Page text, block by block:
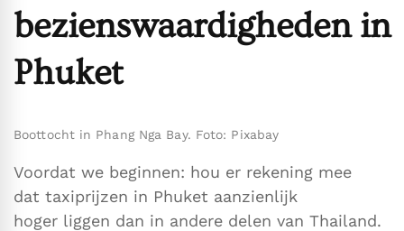
bezienswaardigheden in
Phuket
Boottocht in Phang Nga Bay. Foto: Pixabay
Voordat we beginnen: hou er rekening mee
dat taxiprijzen in Phuket aanzienlijk
hoger liggen dan in andere delen van Thailand.